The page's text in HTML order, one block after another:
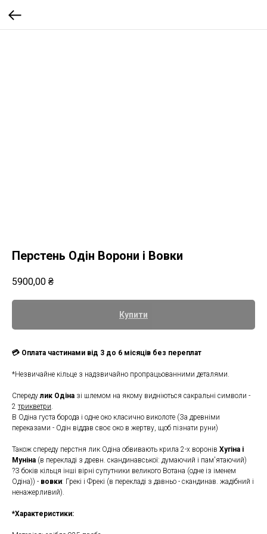
Перстень Одін Ворони і Вовки
5900,00 ₴
Купити
💳 Оплата частинами від 3 до 6 місяців без переплат
*Незвичайне кільце з надзвичайно пропрацьованними деталями.
Спередулик Одіна зі шлемом на якому видніються сакральні символи -
2 трикветри.
В Одіна густа борода і одне око класично виколоте (За древніми
переказами - Одін віддав своє око в жертву, щоб пізнати руни)
Також спереду перстня лик Одіна обвивають крила 2-х воронів Хугіна і
Муніна (в перекладі з древн. скандинавської: думаючий і пам'ятаючий)
?З боків кільця інші вірні супутники великого Вотана (одне із іменем
Одіна)) - вовки: Грекі і Фрекі (в перекладі з давньо - скандинав. жадібний і
ненажерливий).
*Характеристики: